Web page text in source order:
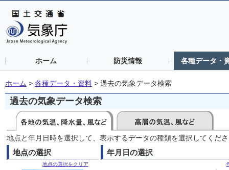
ホーム 防災情報 各種データ・
ホーム > 各種データ・資料 > 過去の気象データ検索
過去の気象データ検索
地点と年月日時を選択して、表示するデータの種類を選択してくだ
地点の選択
地点の選択をクリア
年月日の選択